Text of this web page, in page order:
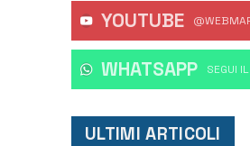
YOUTUBE
WHATSAPP ‎SEGUI
ULTIMI ARTICOLI